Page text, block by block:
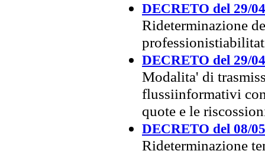
DECRETO del 29/
Rideterminazione
DECRETO del 29/
Modalita' di
flussiinformativi
quote e le
DECRETO del 08/
Rideterminazione